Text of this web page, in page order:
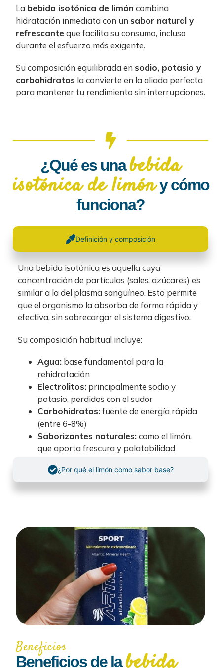
La bebida isotónica de limón combina
hidratación inmediata con un sabor natural y
refrescanteque facilita su consumo, incluso
durante el esfuerzo más exigente.
Su composición equilibrada en sodio, potasio y
carbohidratos la convierte en la aliada perfecta
para mantener tu rendimiento sin interrupciones.
¿Qué es unabebida
isotónica de limóny cómo
funciona?
Definición y composición
¿Por qué el limón como sabor base?
Una bebida isotónica es aquella cuya
concentración de partículas (sales, azúcares) es
similar a la del plasma sanguíneo. Esto permite
que el organismo la absorba de forma rápida y
efectiva, sin sobrecargar el sistema digestivo.
Su composición habitual incluye:
Agua: base fundamental para la
rehidratación
Electrolitos: principalmente sodio y
potasio, perdidos con el sudor
Carbohidratos:fuente de energía rápida
(entre 6-8%)
Saborizantes naturales:como el limón,
que aporta frescura y palatabilidad
Beneficios
Beneficios de la